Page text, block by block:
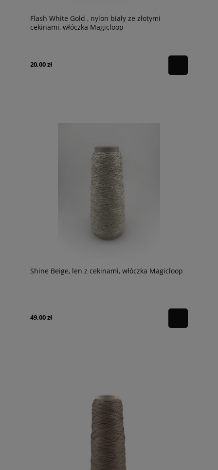
Flash White Gold , nylon biały ze złotymi
cekinami, włóczka Magicloop
20,00 zł
Shine Beige, len z cekinami, włóczka Magicloop
49,00 zł